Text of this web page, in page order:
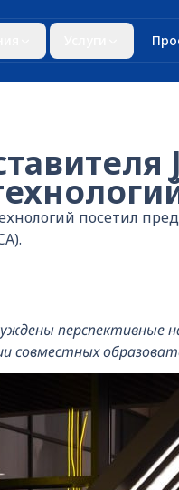
посетил
перспективные
совместных